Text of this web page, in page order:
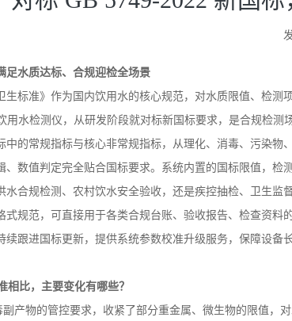
公司动态>对标 GB 5749-2022 新国标，GNST-TH900 适配
对标 GB 5749-2022 新国
足水质达标、合规迎检全场景
生标准》作为国内饮用水的核心规范，对水质限值、检
用水检测仪，从研发阶段就对标新国标要求，是合规检测
的常规指标与核心非常规指标，从理化、消毒、污染物
、数值判定完全贴合国标要求。系统内置的国标限值，检